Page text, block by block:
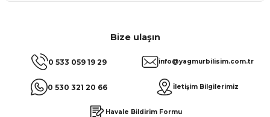
Bize ulaşın
0 533 059 19 29
0 530 321 20 66
info@yagmurbilisim.com.tr
İletişim Bilgilerimiz
Havale Bildirim Formu